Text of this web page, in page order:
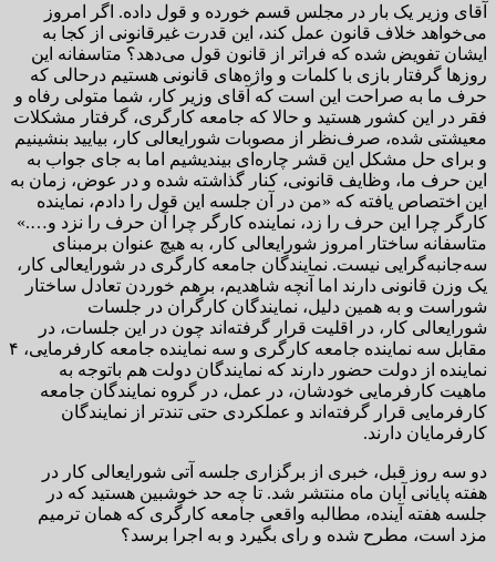
آقای وزیر یک بار در مجلس قسم خورده و قول داده. اگر امروز
می‌خواهد خلاف قانون عمل کند، این قدرت غیرقانونی از کجا به
ایشان تفویض شده که فراتر از قانون قول می‌دهد؟ متاسفانه این
روزها گرفتار بازی با کلمات و واژه‌های قانونی هستیم درحالی که
حرف ما به صراحت این است که آقای وزیر کار، شما متولی رفاه و
فقر در این کشور هستید و حالا که جامعه کارگری، گرفتار مشکلات
معیشتی شده، صرف‌نظر از مصوبات شورایعالی کار، بیایید بنشینیم
و برای حل مشکل این قشر چاره‌ای بیندیشیم اما به جای جواب به
این حرف ما، وظایف قانونی، کنار گذاشته شده و در عوض، زمان به
این اختصاص یافته که «من در آن جلسه این قول را دادم، نماینده
کارگر چرا این حرف را زد، نماینده کارگر چرا آن حرف را نزد و….»
متاسفانه ساختار امروز شورایعالی کار، به هیچ عنوان برمبنای
سه‌جانبه‌گرایی نیست. نمایندگان جامعه کارگری در شورایعالی کار،
یک وزن قانونی دارند اما آنچه شاهدیم، برهم خوردن تعادل ساختار
شوراست و به همین دلیل، نمایندگان کارگران در جلسات
شورایعالی کار، در اقلیت قرار گرفته‌اند چون در این جلسات، در
مقابل سه نماینده جامعه کارگری و سه نماینده جامعه کارفرمایی، ۴
نماینده از دولت حضور دارند که نمایندگان دولت هم باتوجه به
ماهیت کارفرمایی خودشان، در عمل، در گروه نمایندگان جامعه
کارفرمایی قرار گرفته‌اند و عملکردی حتی تندتر از نمایندگان
کارفرمایان دارند.
دو سه روز قبل، خبری از برگزاری جلسه آتی شورایعالی کار در
هفته پایانی آبان ماه منتشر شد. تا چه حد خوشبین هستید که در
جلسه هفته آینده، مطالبه واقعی جامعه کارگری که همان ترمیم
مزد است، مطرح شده و رای بگیرد و به اجرا برسد؟